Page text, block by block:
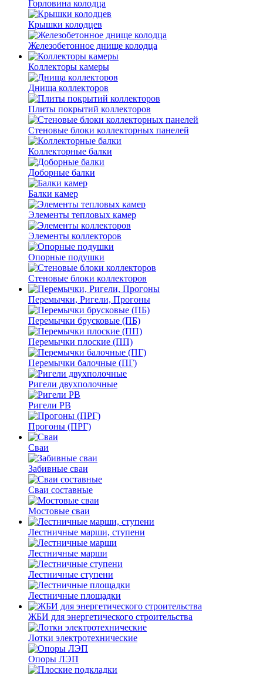
Горловина колодца
Крышки колодцев
Железобетонное днище колодца
Коллекторы камеры
Днища коллекторов
Плиты покрытий коллекторов
Стеновые блоки коллекторных панелей
Коллекторные балки
Доборные балки
Балки камер
Элементы тепловых камер
Элементы коллекторов
Опорные подушки
Стеновые блоки коллекторов
Перемычки, Ригели, Прогоны
Перемычки брусковые (ПБ)
Перемычки плоские (ПП)
Перемычки балочные (ПГ)
Ригели двухполочные
Ригели РВ
Прогоны (ПРГ)
Сваи
Забивные сваи
Сваи составные
Мостовые сваи
Лестничные марши, ступени
Лестничные марши
Лестничные ступени
Лестничные площадки
ЖБИ для энергетического строительства
Лотки электротехнические
Опоры ЛЭП